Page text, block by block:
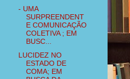
- UMA
SURPREENDENT
E COMUNICAÇÃO
COLETIVA ; EM
BUSC...
LUCIDEZ NO
ESTADO DE
COMA; EM